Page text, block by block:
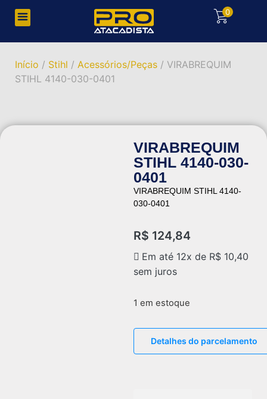
0
Início / Stihl / Acessórios/Peças / VIRABREQUIM
STIHL 4140-030-0401
VIRABREQUIM
STIHL 4140-030-
0401
VIRABREQUIM STIHL 4140-
030-0401
R$ 124,84
Em até 12x de R$ 10,40
sem juros
1 em estoque
Detalhes do parcelamento